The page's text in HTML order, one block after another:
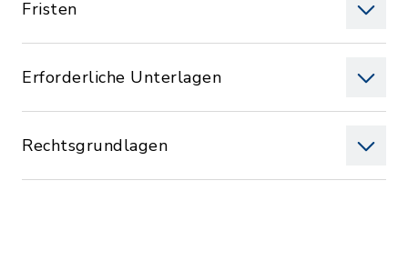
Fristen
Erforderliche Unterlagen
Rechtsgrundlagen